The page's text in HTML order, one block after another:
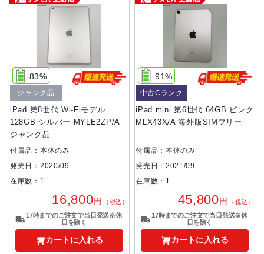
iPad 第8世代 Wi-Fiモデル
128GB シルバー MYLE2ZP/A
ジャンク品
83%
ジャンク品
付属品：本体のみ
発売日：2020/09
在庫数：1
16,800円 （税込）
17時までのご注文で当日発送※休
日を除く
カートに入れる
iPad mini 第6世代 64GB ピンク
MLX43X/A 海外版SIMフリー
91%
中古Cランク
付属品：本体のみ
発売日：2021/09
在庫数：1
45,800円 （税込）
17時までのご注文で当日発送※休
日を除く
カートに入れる